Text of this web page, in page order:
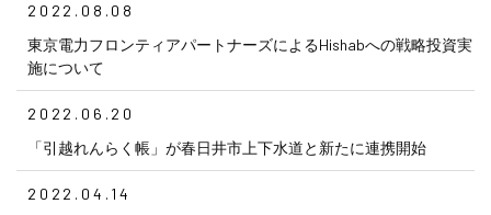
2022.08.08
東京電力フロンティアパートナーズによるHishabへの戦略投資実
施について
2022.06.20
「引越れんらく帳」が春日井市上下水道と新たに連携開始
2022.04.14